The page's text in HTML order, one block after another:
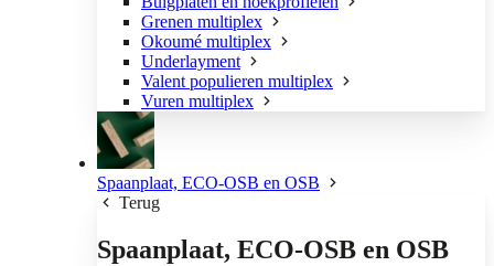
Grenen multiplex
Okoumé multiplex
Underlayment
Valent populieren multiplex
Vuren multiplex
Spaanplaat, ECO-OSB en OSB
Terug
Spaanplaat, ECO-OSB en OSB